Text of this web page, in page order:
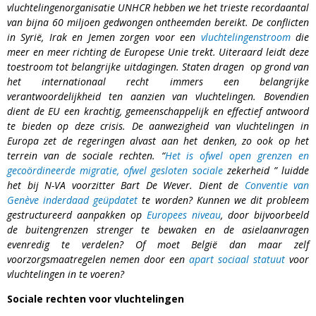
vluchtelingenorganisatie UNHCR hebben we het trieste recordaantal
van bijna 60 miljoen gedwongen ontheemden bereikt. De conflicten
in Syrië, Irak en Jemen zorgen voor een vluchtelingenstroomdie
meer en meer richting de Europese Unie trekt. Uiteraard leidt deze
toestroom tot belangrijke uitdagingen. Staten dragen op grond van
het internationaal recht immers een belangrijke
verantwoordelijkheid ten aanzien van vluchtelingen. Bovendien
dient de EU een krachtig, gemeenschappelijk en effectief antwoord
te bieden op deze crisis. De aanwezigheid van vluchtelingen in
Europa zet de regeringen alvast aan het denken, zo ook op het
terrein van de sociale rechten. “Het is ofwel open grenzen en
gecoördineerde migratie, ofwel gesloten sociale zekerheid” luidde
het bij N-VA voorzitter Bart De Wever. Dient de Conventie van
Genève inderdaad geüpdatet te worden? Kunnen we dit probleem
gestructureerd aanpakken op Europees niveau, door bijvoorbeeld
de buitengrenzen strenger te bewaken en de asielaanvragen
evenredig te verdelen? Of moet België danmaar zelf
voorzorgsmaatregelen nemen door een apart sociaal statuut voor
vluchtelingen in te voeren?
Sociale rechten voor vluchtelingen